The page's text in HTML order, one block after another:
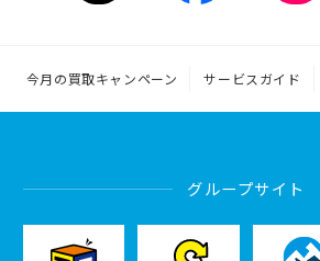
今月の買取キャンペーン サービスガイド
グループサイト